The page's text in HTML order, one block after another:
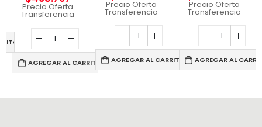
Precio Oferta
Transferencia
AGREGAR AL CARRITO
Precio Oferta
Transferencia
AGREGAR AL CARRITO
Precio Oferta
Transferencia
AGREGAR AL